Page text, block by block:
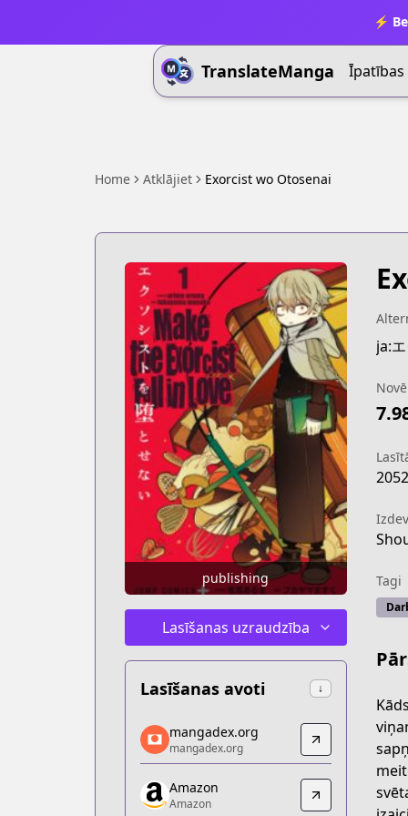
⚡
TranslateManga Īpatības
Home Atklājiet Exorcist wo Otosenai
publishing
Lasīšanas uzraudzība
Lasīšanas avoti ↓
mangadex.org
mangadex.org
https://mangadex.org/title/8d2e9520-
Amazon
mangadex.org
mangadex.org
Amazon
Amazon
ja:
Tagi